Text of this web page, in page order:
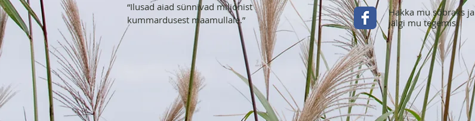
“Ilusad aiad sünnivad miljonist
kummardusest maamullale.”
Hakka mu sõbraks ja
jälgi mu tegemisi